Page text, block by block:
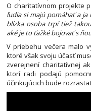
O charitatívnom projekte
ľudia si majú pomáhať a ja
blízka osoba trpí tiež
aké je to ťažké bojovať s
V priebehu večera malo
ktoré však svoju účasť
zverejnení charitatívnej
ktorí radi podajú
účinkujúcich bude